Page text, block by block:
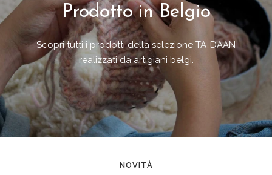
Prodotto in Belgio
Scopri tutti i prodotti della selezione TA-DAAN
realizzati da artigiani belgi.
NOVITÀ